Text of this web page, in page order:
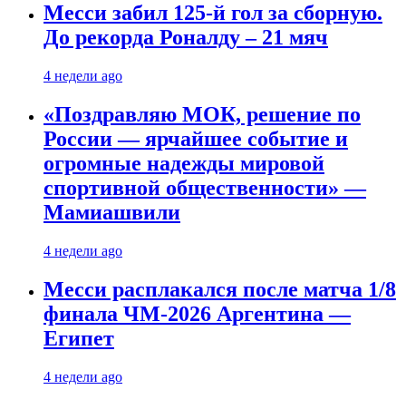
Месси забил 125-й гол за сборную.
До рекорда Роналду – 21 мяч
4 недели ago
«Поздравляю МОК, решение по
России — ярчайшее событие и
огромные надежды мировой
спортивной общественности» —
Мамиашвили
4 недели ago
Месси расплакался после матча 1/8
финала ЧМ-2026 Аргентина —
Египет
4 недели ago